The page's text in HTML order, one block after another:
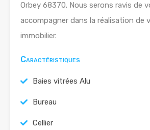
Orbey 68370. Nous serons ravis de
accompagner dans la réalisation de
immobilier.
Caractéristiques
Baies vitrées Alu
Bureau
Cellier